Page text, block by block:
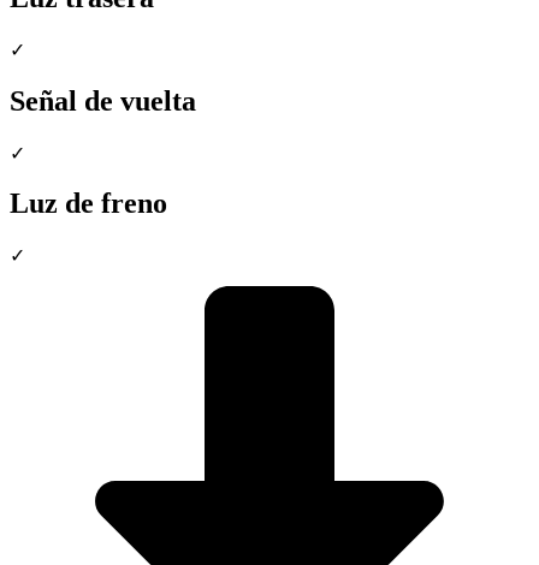
✓
Señal de vuelta
✓
Luz de freno
✓